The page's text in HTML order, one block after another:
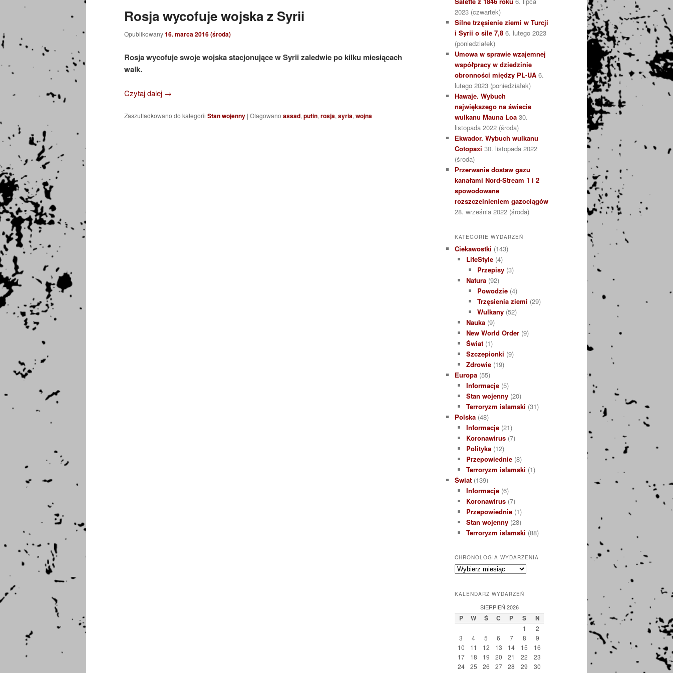
Rosja wycofuje wojska z Syrii
Opublikowany16. marca 2016 (środa)
Rosja wycofuje swoje wojska stacjonujące w Syrii zaledwie po kilku miesiącach
walk.
Czytaj dalej →
Zaszufladkowano do kategorii Stan wojenny | Otagowano assad, putin, rosja, syria, wojna
2023 (czwartek)
Silne trzęsienie ziemi w Turcji
i Syrii o sile 7,8 6. lutego 2023
(poniedziałek)
Umowa w sprawie wzajemnej
współpracy w dziedzinie
obronności między PL-UA 6.
lutego 2023 (poniedziałek)
Hawaje. Wybuch
największego na świecie
wulkanu Mauna Loa 30.
listopada 2022 (środa)
Ekwador. Wybuch wulkanu
Cotopaxi 30. listopada 2022
(środa)
Przerwanie dostaw gazu
kanałami Nord-Stream 1 i 2
spowodowane
rozszczelnieniem gazociągów
28. września 2022 (środa)
KATEGORIE WYDARZEŃ
Ciekawostki (143)
LifeStyle(4)
Przepisy (3)
Natura(92)
Powodzie (4)
Trzęsienia ziemi (29)
Wulkany (52)
Nauka(9)
New World Order(9)
Świat(1)
Szczepionki (9)
Zdrowie(19)
Europa (55)
Informacje(5)
Stan wojenny(20)
Terroryzm islamski (31)
Polska (48)
Informacje(21)
Koronawirus(7)
Polityka(12)
Przepowiednie(8)
Terroryzm islamski (1)
Świat (139)
Informacje(6)
Koronawirus(7)
Przepowiednie(1)
Stan wojenny(28)
Terroryzm islamski (88)
CHRONOLOGIA WYDARZENIA
Chronologia
KALENDARZ WYDARZEŃ
SIERPIEŃ 2026
P W Ś C P S N
1
2
3
4 5 6 7 8
9
10
11 12 13 14 15
16
17
18 19 20 21 22
23
24
25 26 27 28 29
30